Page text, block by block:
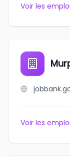
Voir les
Voir les